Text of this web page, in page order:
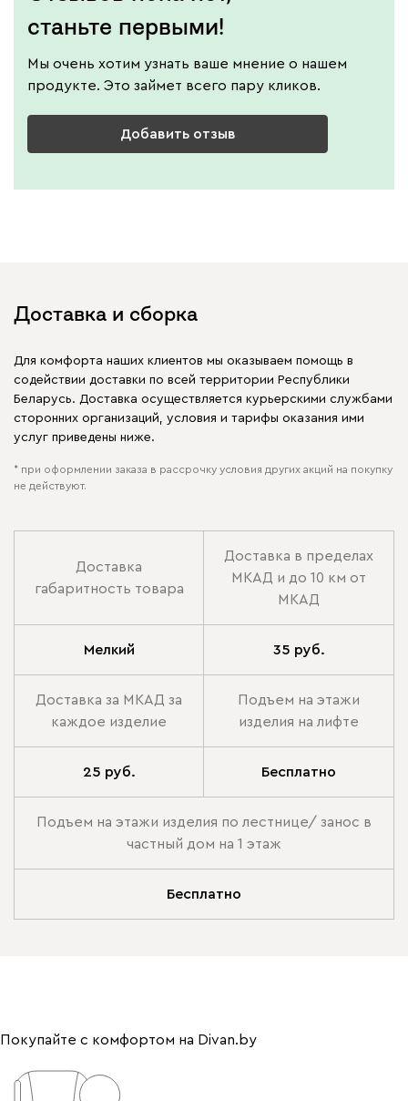
станьте первыми!
Мы очень хотим узнать ваше мнение о нашем
продукте. Это займет всего пару кликов.
Добавить отзыв
Доставка и сборка
Для комфорта наших клиентов мы оказываем помощь в
содействии доставки по всей территории Республики
Беларусь. Доставка осуществляется курьерскими службами
сторонних организаций, условия и тарифы оказания ими
услуг приведены ниже.
* при оформлении заказа в рассрочку условия других акций на покупку
не действуют.
Доставка
габаритность товара
Доставка в пределах
МКАД и до 10 км от
МКАД
Мелкий 35 руб.
Доставка за МКАД за
каждое изделие
Подъем на этажи
изделия на лифте
25 руб. Бесплатно
Подъем на этажи изделия по лестнице/ занос в
частный дом на 1 этаж
Бесплатно
Покупайте с комфортом на Divan.by